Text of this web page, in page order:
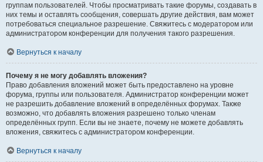
группам пользователей. Чтобы просматривать такие форумы, создавать в
них темы и оставлять сообщения, совершать другие действия, вам может
потребоваться специальное разрешение. Свяжитесь с модератором или
администратором конференции для получения такого разрешения.
Вернуться к началу
Почему я не могу добавлять вложения?
Право добавления вложений может быть предоставлено на уровне
форума, группы или пользователя. Администратор конференции может
не разрешить добавление вложений в определённых форумах. Также
возможно, что добавлять вложения разрешено только членам
определённых групп. Если вы не знаете, почему не можете добавлять
вложения, свяжитесь с администратором конференции.
Вернуться к началу